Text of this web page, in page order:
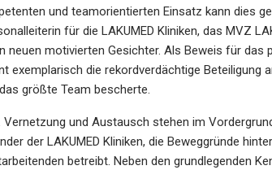
und teamorientierten Einsatz kann dies
für die LAKUMED Kliniken, das MVZ
motivierten Gesichter. Als Beweis für das
exemplarisch die rekordverdächtige Beteiligung
größte Team bescherte.
und Austausch stehen im
der LAKUMED Kliniken, die Beweggründe
betreibt. Neben den grundlegenden